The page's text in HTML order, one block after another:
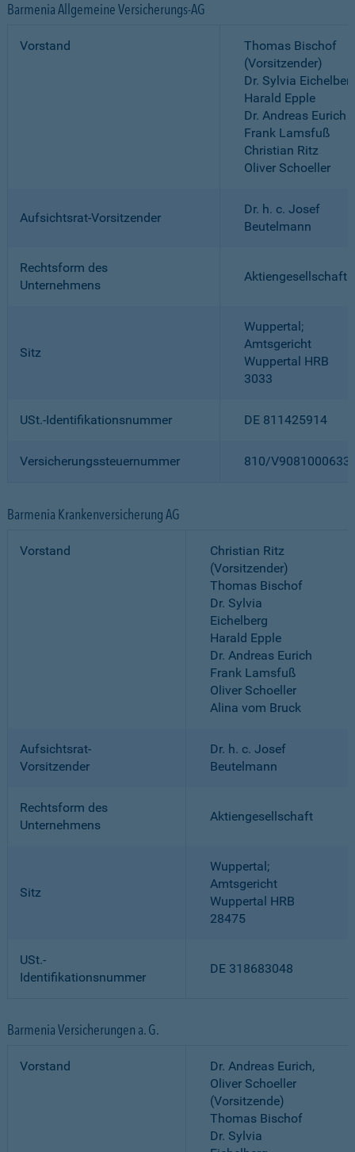
Barmenia Allgemeine Versicherungs-AG
Vorstand
Thomas Bischof
(Vorsitzender)
Dr. Sylvia
Harald Epple
Dr. Andreas Eurich
Frank Lamsfuß
Christian Ritz
Oliver Schoeller
Aufsichtsrat-Vorsitzender
Dr. h. c. Josef
Beutelmann
Rechtsform des
Unternehmens
Aktiengesellschaft
Sitz
Wuppertal;
Amtsgericht
Wuppertal HRB
3033
USt.-Identifikationsnummer DE 811425914
Versicherungssteuernummer 810/
Barmenia Krankenversicherung AG
Vorstand
Christian Ritz
(Vorsitzender)
Thomas Bischof
Dr. Sylvia
Eichelberg
Harald Epple
Dr. Andreas Eurich
Frank Lamsfuß
Oliver Schoeller
Alina vom Bruck
Aufsichtsrat-
Vorsitzender
Dr. h. c. Josef
Beutelmann
Rechtsform des
Unternehmens
Aktiengesellschaft
Sitz
Wuppertal;
Amtsgericht
Wuppertal HRB
28475
USt.-
Identifikationsnummer
DE 318683048
Barmenia Versicherungen a. G.
Vorstand
Dr. Andreas Eurich,
Oliver Schoeller
(Vorsitzende)
Thomas Bischof
Dr. Sylvia